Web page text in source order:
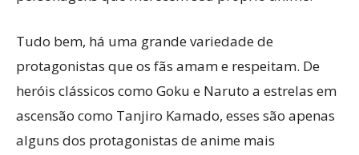
Tudo bem, há uma grande variedade de
protagonistas que os fãs amam e respeitam. De
heróis clássicos como Goku e Naruto a estrelas em
ascensão como Tanjiro Kamado, esses são apenas
alguns dos protagonistas de anime mais